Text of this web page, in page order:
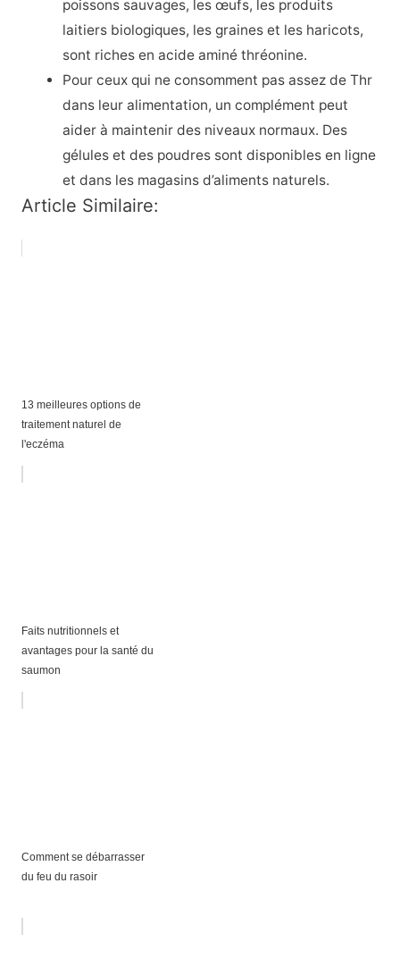
poissons sauvages, les œufs, les produits
laitiers biologiques, les graines et les haricots,
sont riches en acide aminé thréonine.
Pour ceux qui ne consomment pas assez de Thr
dans leur alimentation, un complément peut
aider à maintenir des niveaux normaux. Des
gélules et des poudres sont disponibles en ligne
et dans les magasins d’aliments naturels.
Article Similaire:
13 meilleures options de
traitement naturel de
l'eczéma
Faits nutritionnels et
avantages pour la santé du
saumon
Comment se débarrasser
du feu du rasoir